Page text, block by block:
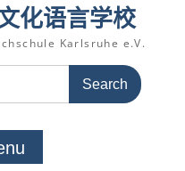
化语言学校
Karlsruhe e.V.